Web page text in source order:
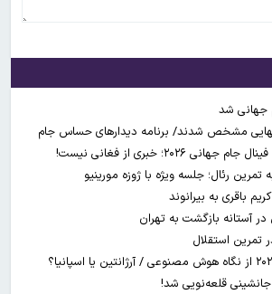
جهانی شد
۲۰۲۶؛ خبری از فغانی نیست!
رئال؛ جلسه ویژه با ژوزه مورینیو
باقری به بیرانوند
آستانه بازگشت به تهران
تمرین استقلال
قلعه‌نویی شد!